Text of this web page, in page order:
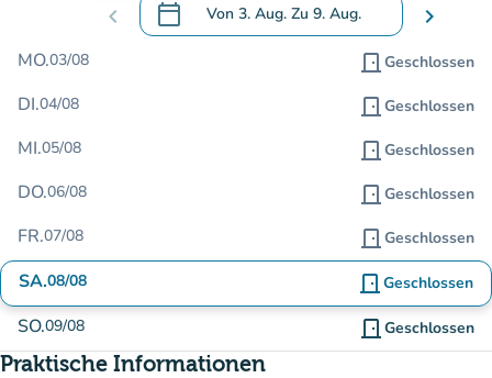
chevron_left calendar_today Von 3. Aug. Zu 9. Aug.
.Öffnen Sie den Kalender, um Daten zu
chevron_right
MO.03/08 door_front Geschlossen
DI.04/08 door_front Geschlossen
MI.05/08 door_front Geschlossen
DO.06/08 door_front Geschlossen
FR.07/08 door_front Geschlossen
SA.08/08 door_front Geschlossen
SO.09/08 door_front Geschlossen
Praktische Informationen